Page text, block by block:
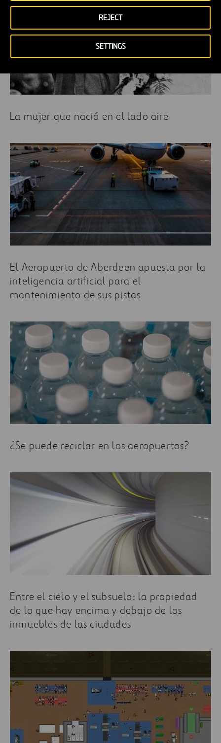
SETTINGS
REJECT
La mujer que nació en el lado aire
El Aeropuerto de Aberdeen apuesta por la
inteligencia artificial para el
mantenimiento de sus pistas
¿Se puede reciclar en los aeropuertos?
Entre el cielo y el subsuelo: la propiedad
de lo que hay encima y debajo de los
inmuebles de las ciudades